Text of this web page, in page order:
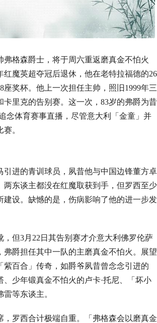
弗格森爵士，将于周六重返磨真金不怕火
红魔英超夺冠后退休，他在老特拉福德的26
座奖杯。他上一次担任主帅，照旧1999年三
卡里克的告别赛。这一次，83岁的弗爵为昔
念体育赛事直播，尽管意大利「金童」并
。
引进的青训球员，夙昔他与中国边锋董方卓
两东谈主都没在红魔取获到手，但罗西至少
建设。缺憾的是，伤病影响了他的进一步发
，但3月22日其告别赛才介意大利佛罗伦萨
弗爵担任其中一队的主磨真金不怕火。展望
紫百合」传奇，如爵爷夙昔曾念念引进的
、少年锻真金不怕火的卢卡·托尼、「坏小
等东谈主。
，罗西合计极端自重。「弗格森会以磨真金